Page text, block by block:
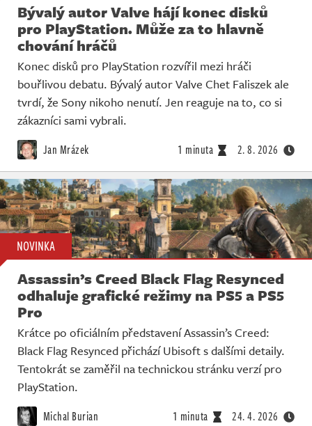
Bývalý autor Valve hájí konec disků
pro PlayStation. Může za to hlavně
chování hráčů
Konec disků pro PlayStation rozvířil mezi hráči
bouřlivou debatu. Bývalý autor Valve Chet Faliszek ale
tvrdí, že Sony nikoho nenutí. Jen reaguje na to, co si
zákazníci sami vybrali.
Jan Mrázek 1 minuta 2. 8. 2026
NOVINKA
Assassin’s Creed Black Flag Resynced
odhaluje grafické režimy na PS5 a PS5
Pro
Krátce po oficiálním představení Assassin’s Creed:
Black Flag Resynced přichází Ubisoft s dalšími detaily.
Tentokrát se zaměřil na technickou stránku verzí pro
PlayStation.
Michal Burian 1 minuta 24. 4. 2026